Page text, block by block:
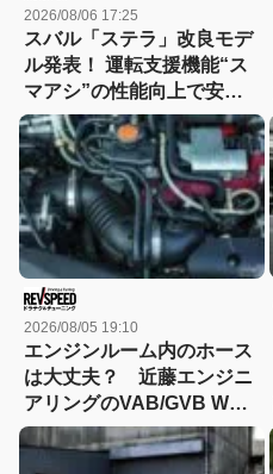
2026/08/06 17:25
スバル「ステラ」改良モデ
ル発表！ 運転支援機能“ス
マアシ”の性能向上で安心
感さらにアップ
2026/08/05 19:10
エンジンルーム内のホース
は大丈夫？ 近藤エンジニ
アリングのVAB/GVB WRX
STI メンテナンス Part2 ホ
ース/配管類/排気センサ